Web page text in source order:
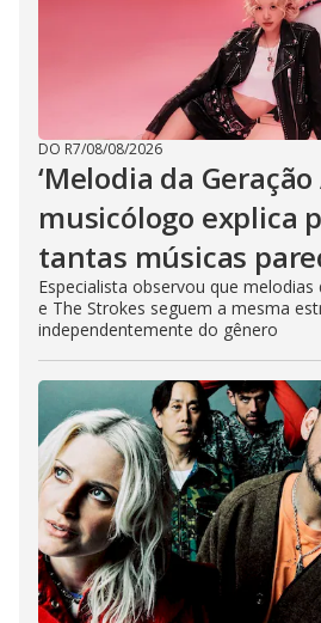
DO R7/08/08/2026
‘Melodia da Geração
musicólogo explica
tantas músicas
Especialista observou que
e The Strokes seguem a mesma
independentemente do gênero